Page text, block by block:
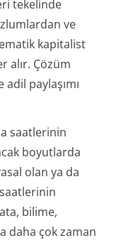
tekelinde
ve
kapitalist
alır. Çözüm
paylaşımı
saatlerinin
boyutlarda
olan ya da
bilime,
daha çok zaman